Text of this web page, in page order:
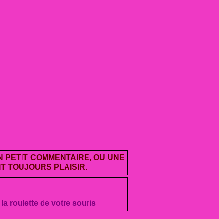
COMMENTAIRE, OU UNE
TOUJOURS PLAISIR.
roulette de votre souris